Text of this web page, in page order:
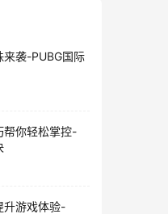
来袭-PUBG国际
帮你轻松掌控-
升游戏体验-